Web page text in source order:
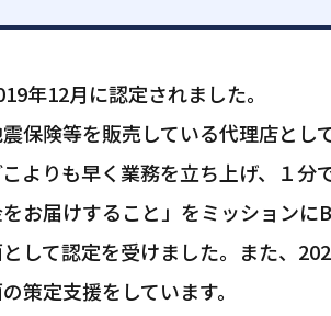
年12月に認定されました。
保険等を販売している代理店とし
こよりも早く業務を立ち上げ、１
お届けすること」をミッションに
して認定を受けました。また、
策定支援をしています。